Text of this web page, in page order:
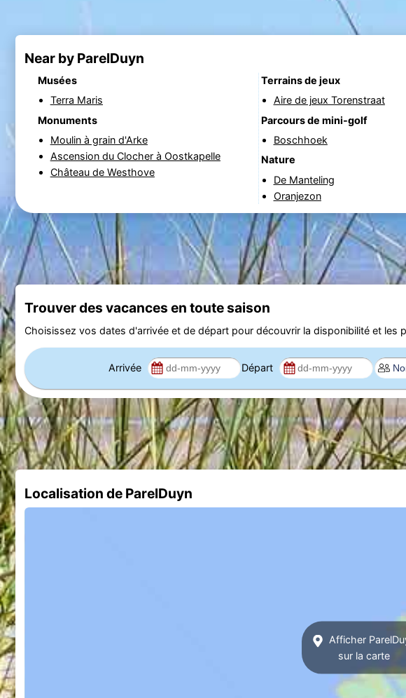
Near by ParelDuyn
Musées
Terra Maris
Monuments
Moulin à grain d'Arke
Ascension du Clocher à Oostkapelle
Château de Westhove
Terrains de jeux
Aire de jeux Torenstraat
Parcours de mini-golf
Boschhoek
Nature
De Manteling
Oranjezon
Trouver des vacances en toute saison
Choisissez vos dates d'arrivée et de départ pour découvrir la disponibilité et les
Arrivée Départ
Localisation de ParelDuyn
Afficher
sur la carte